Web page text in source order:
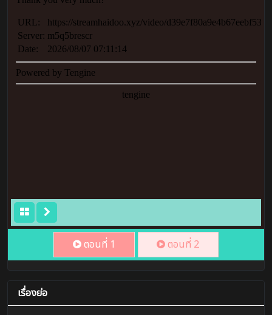
ตอนที่ 1 ตอนที่ 2
เรื่องย่อ